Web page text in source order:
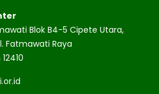
Blok B4-5 Cipete Utara,
Fatmawati Raya